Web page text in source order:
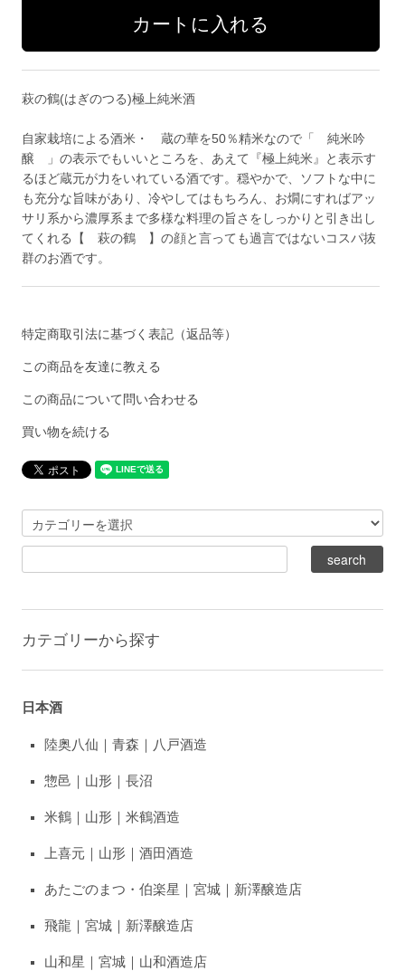
萩の鶴(はぎのつる)極上純米酒
自家栽培による酒米・ 蔵の華を50％精米なので「 純米吟
醸 」の表示でもいいところを、あえて『極上純米』と表示す
るほど蔵元が力をいれている酒です。穏やかで、ソフトな中に
も充分な旨味があり、冷やしてはもちろん、お燗にすればアッ
サリ系から濃厚系まで多様な料理の旨さをしっかりと引き出し
てくれる【 萩の鶴 】の顔と言っても過言ではないコスパ抜
群のお酒です。
特定商取引法に基づく表記（返品等）
この商品を友達に教える
この商品について問い合わせる
買い物を続ける
カテゴリーから探す
日本酒
陸奥八仙｜青森｜八戸酒造
惣邑｜山形｜長沼
米鶴｜山形｜米鶴酒造
上喜元｜山形｜酒田酒造
あたごのまつ・伯楽星｜宮城｜新澤醸造店
飛龍｜宮城｜新澤醸造店
山和星｜宮城｜山和酒造店